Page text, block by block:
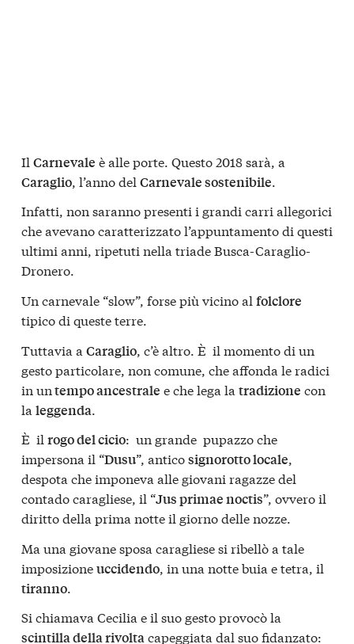
Il Carnevale è alle porte. Questo 2018 sarà, a
Caraglio, l’anno del Carnevale sostenibile.
Infatti, non saranno presenti i grandi carri allegorici
che avevano caratterizzato l’appuntamento di questi
ultimi anni, ripetuti nella triade Busca-Caraglio-
Dronero.
Un carnevale “slow”, forse più vicino al folclore
tipico di queste terre.
Tuttavia a Caraglio, c’è altro. È il momento di un
gesto particolare, non comune, che affonda le radici
in untempo ancestrale e che lega la tradizione con
la leggenda.
È il rogo del cicio: un grande pupazzo che
impersona il “Dusu”, anticosignorotto locale,
despota che imponeva alle giovani ragazze del
contado caragliese, il “Jus primae noctis”, ovvero il
diritto della prima notte il giorno delle nozze.
Ma una giovane sposa caragliese si ribellò a tale
imposizioneuccidendo, in una notte buia e tetra, il
tiranno.
Si chiamava Cecilia e il suo gesto provocò la
scintilla della rivoltacapeggiata dal suo fidanzato: